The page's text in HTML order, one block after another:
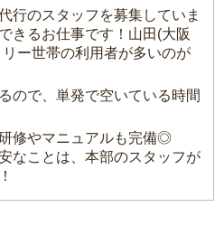
行のスタッフを募集していま
きるお仕事です！山田(大阪
ー世帯の利用者が多いのが
ので、単発で空いている時間
修やマニュアルも完備◎
なことは、本部のスタッフが